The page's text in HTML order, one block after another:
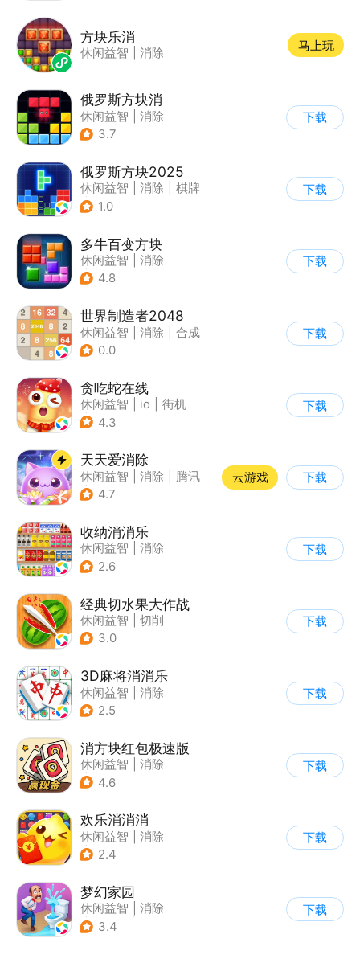
方块乐消
休闲益智 消除
马上玩
俄罗斯方块消
休闲益智
消除
| 俄罗斯方块
3.7
下载
俄罗斯方块2025
休闲益智 消除
棋牌
| 俄罗斯方块
1.0
下载
多牛百变方块
休闲益智
消除
| 多比特
4.8
下载
世界制造者2048
休闲益智 消除
合成
0.0
下载
贪吃蛇在线
休闲益智 io
街机
| 贪吃蛇
4.3
下载
天天爱消除
休闲益智 消除
腾讯
| 单机
4.7
云游戏 下载
收纳消消乐
休闲益智
消除
2.6
下载
经典切水果大作战
休闲益智
切削
3.0
下载
3D麻将消消乐
休闲益智
消除
2.5
下载
消方块红包极速版
休闲益智
消除
| 积分网赚
4.6
下载
欢乐消消消
休闲益智
消除
| 积分网赚
2.4
下载
梦幻家园
休闲益智
消除
| 女性向
3.4
下载